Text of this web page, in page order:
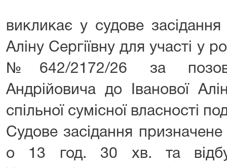
викликає у судове засідання
Аліну Сергіївну для участі у
№642/2172/26 за
Андрійовича до Іванової
спільної сумісної власності
Судове засідання
о 13 год. 30 хв. та